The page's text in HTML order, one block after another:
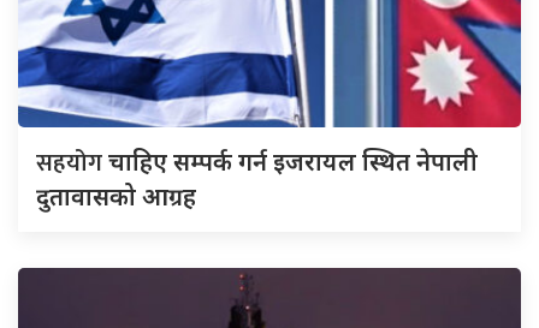
सहयोगचाहिए सम्पर्क गर्न इजरायल स्थित नेपाली
दुतावासको आग्रह